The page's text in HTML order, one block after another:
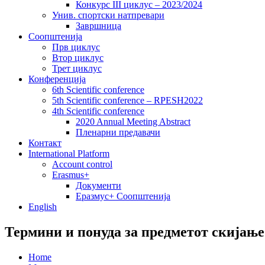
Конкурс III циклус – 2023/2024
Унив. спортски натпревари
Завршница
Соопштенија
Прв циклус
Втор циклус
Трет циклус
Конференција
6th Scientific conference
5th Scientific conference – RPESH2022
4th Scientific conference
2020 Annual Meeting Abstract
Пленарни предавачи
Контакт
International Platform
Account control
Erasmus+
Документи
Еразмус+ Соопштенија
English
Термини и понуда за предметот
Home